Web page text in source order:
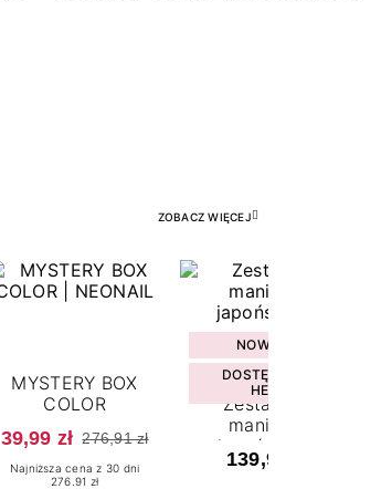
ZOBACZ WIĘCEJ
MYSTERY BOX
COLOR
39,99 zł 276,91 zł
Najniższa cena z 30 dni
276.91 zł
NOWOŚĆ
DOSTĘPNY W
HEBE
Zestaw do
manicure
japońskiego
139,99 zł